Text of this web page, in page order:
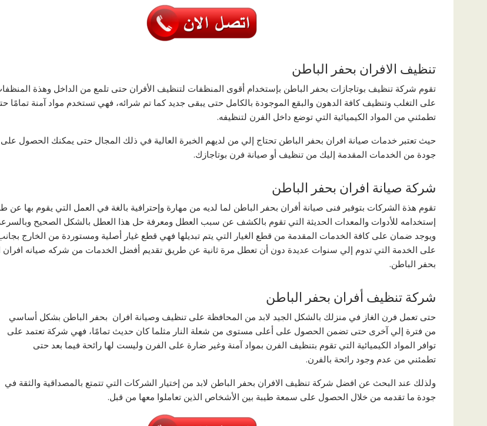
تنظيف الافران بحفر الباطن
تقوم شركة تنظيف بوتاجازات بحفر الباطن بإستخدام أقوى المنظفات لتنظيف الأفران حتى تلمع من الداخل وهذة
على التغلب وتنظيف كافة الدهون والبقع الموجودة بالكامل حتى يبقى جديد كما تم شرائه، فهي تستخدم مواد آمنة تمامًا
تطمئني من المواد الكيميائية التي توضع داخل الفرن لتنظيفه.
حيث تعتبر خدمات صيانة افران بحفر الباطن تحتاج إلي من لديهم الخبرة العالية في ذلك المجال حتى يمكنك الحصول
جودة من الخدمات المقدمة إليك من تنظيف أو صيانة فرن بوتاجازك.
شركة صيانة افران بحفر الباطن
تقوم هذة الشركات بتوفير فنى صيانة أفران بحفر الباطن لما لديه من مهارة وإحترافية بالغة في العمل التي يقوم بها عن
إستخدامه للأدوات والمعدات الحديثة التي تقوم بالكشف عن سبب العطل ومعرفة حل هذا العطل بالشكل الصحيح وبالسرعة
ويوجد ضمان على كافة الخدمات المقدمة من قطع الغيار التي يتم تبديلها فهي قطع غيار أصلية ومستوردة من الخارج
على الخدمة التي تدوم إلي سنوات عديدة دون أن تعطل مرة ثانية عن طريق تقديم أفضل الخدمات من شركه صيانه افران
بحفر الباطن.
شركة تنظيف أفران بحفر الباطن
حتى تعمل فرن الغاز في منزلك بالشكل الجيد لابد من المحافظة على تنظيف وصيانة افران بحفر الباطن بشكل أساسي
من فترة إلي آخرى حتى تضمن الحصول على أعلى مستوى من شعلة النار مثلما كان حديث تمامًا، فهي شركة تعتمد على
توافر المواد الكيميائية التي تقوم بتنظيف الفرن بمواد آمنة وغير ضارة على الفرن وليست لها رائحة فيما بعد حتى
تطمئني من عدم وجود رائحة بالفرن.
ولذلك عند البحث عن افضل شركة تنظيف الافران بحفر الباطن لابد من إختيار الشركات التي تتمتع بالمصداقية والثقة في
جودة ما تقدمه من خلال الحصول على سمعة طيبة بين الأشخاص الذين تعاملوا معها من قبل.